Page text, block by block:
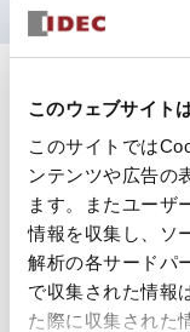
このウェブサイト
このサイトでは
ンテンツや広告の
ます。またユーザ
情報を収集し、ソ
解析の各サードパ
で収集された情報
た際に収集された
仕様
形状仕様
電気的仕様(照光
環境仕様